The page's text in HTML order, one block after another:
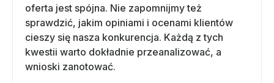
oferta jest spójna. Nie zapomnijmy też
sprawdzić, jakim opiniami i ocenami klientów
cieszy się nasza konkurencja. Każdą z tych
kwestii warto dokładnie przeanalizować, a
wnioski zanotować.